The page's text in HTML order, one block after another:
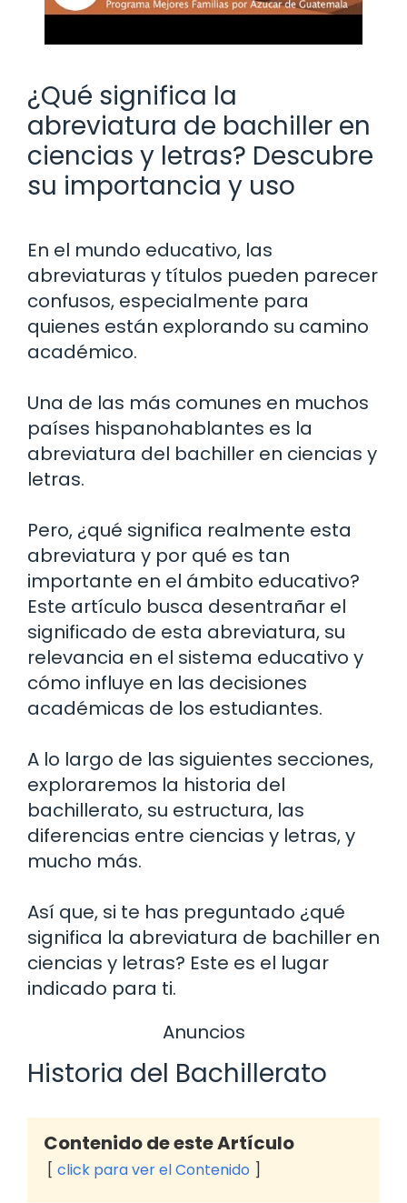
¿Qué significa la
abreviatura de bachiller en
ciencias y letras? Descubre
su importancia y uso
En el mundo educativo, las
abreviaturas y títulos pueden parecer
confusos, especialmente para
quienes están explorando su camino
académico.
Una de las más comunes en muchos
países hispanohablantes es la
abreviatura del bachiller en ciencias y
letras.
Pero, ¿qué significa realmente esta
abreviatura y por qué es tan
importante en el ámbito educativo?
Este artículo busca desentrañar el
significado de esta abreviatura, su
relevancia en el sistema educativo y
cómo influye en las decisiones
académicas de los estudiantes.
A lo largo de las siguientes secciones,
exploraremos la historia del
bachillerato, su estructura, las
diferencias entre ciencias y letras, y
mucho más.
Así que, si te has preguntado ¿qué
significa la abreviatura de bachiller en
ciencias y letras? Este es el lugar
indicado para ti.
Anuncios
Historia del Bachillerato
Contenido de este Artículo
click para ver el Contenido